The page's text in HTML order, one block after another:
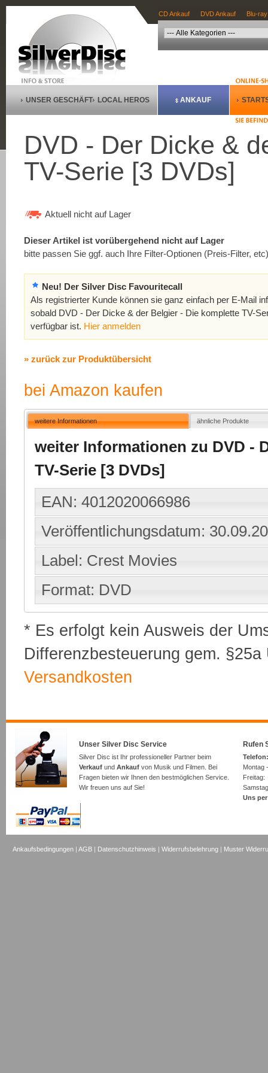
CD Ankauf DVD Ankauf Blu-
UNSER GESCHÄFT LOCAL HEROS ANKAUF
DVD - Der Dicke &
TV-Serie [3 DVDs]
Aktuell nicht auf Lager
Dieser Artikel ist vorübergehend nicht auf Lager
bitte passen Sie ggf. auch Ihre Filter-Optionen (Preis-Filter,
Neu! Der Silver Disc Favouritecall
Als registrierter Kunde können sie ganz einfach per E-Mail
sobald DVD - Der Dicke & der Belgier - Die komplette TV-
verfügbar ist. Hier anmelden
» zurück zur Produktübersicht
bei Amazon kaufen
weitere Informationen ähnliche Produkte
weiter Informationen zu DVD -
TV-Serie [3 DVDs]
EAN: 4012020066986
Veröffentlichungsdatum:
Label: Crest Movies
Format: DVD
* Es erfolgt kein Ausweis der
Differenzbesteuerung gem.
Versandkosten
Unser Silver Disc Service
Silver Disc ist Ihr professioneller Partner beim
Verkauf und Ankauf von Musik und Filmen. Bei
Fragen bieten wir Ihnen den bestmöglichen Service.
Wir freuen uns auf Sie!
Rufen
Montag
Uns
Ankaufsbedingungen |AGB | Datenschutzhinweis |Widerrufsbelehrung | Muster